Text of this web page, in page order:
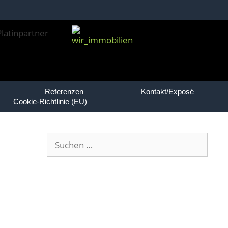
Referenzen
Kontakt/Exposé
Cookie-Richtlinie (EU)